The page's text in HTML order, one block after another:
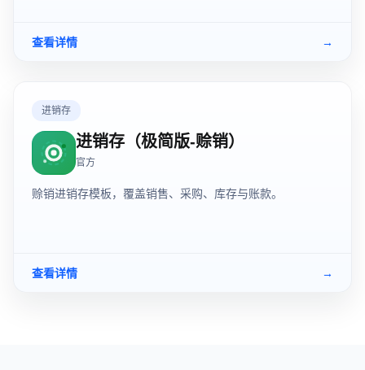
查看详情 →
进销存
进销存（极简版-赊销）
官方
赊销进销存模板，覆盖销售、采购、库存与账款。
查看详情 →